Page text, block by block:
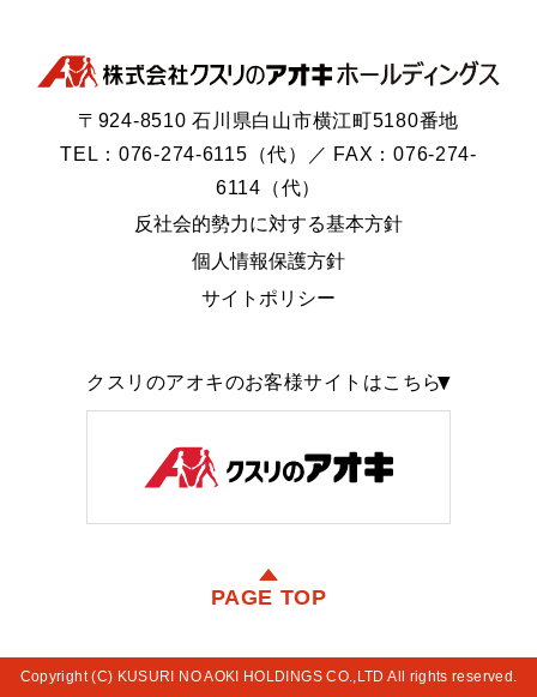
〒924-8510 石川県白山市横江町5180番地
TEL：076-274-6115（代）／ FAX：076-274-
6114（代）
反社会的勢力に対する基本方針
個人情報保護方針
サイトポリシー
クスリのアオキのお客様サイトはこちら
PAGE TOP
Copyright (C) KUSURI NO AOKI HOLDINGS CO.,LTD All rights reserved.